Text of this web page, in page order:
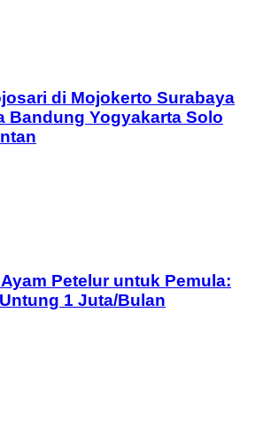
di Mojokerto Surabaya
Bandung Yogyakarta Solo
Petelur untuk Pemula:
1 Juta/Bulan